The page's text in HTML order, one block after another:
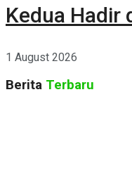
Kedua Hadir
1 August 2026
Berita Terbaru